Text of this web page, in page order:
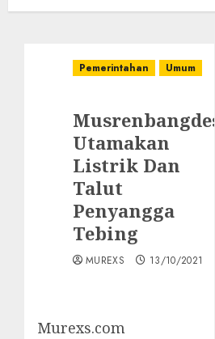
Pemerintahan Umum
Musrenbangdes:
Utamakan
Listrik Dan
Talut
Penyangga
Tebing
MUREXS 13/10/2021
Murexs.com